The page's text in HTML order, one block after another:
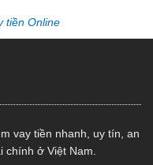
tiền Online
vay tiền nhanh, uy tín, an
ở Việt Nam.